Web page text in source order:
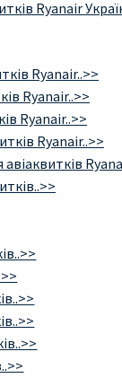
Ryanair
Ryanair..>>
Ryanair..>>
Ryanair..>>
Ryanair..>>